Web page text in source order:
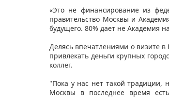
«Это не финансирование из
правительство Москвы и
будущего. 80% дает не Академия
Делясь впечатлениями о визите в
привлекать деньги крупных
коллег.
"Пока у нас нет такой традиции,
Москвы в последнее время